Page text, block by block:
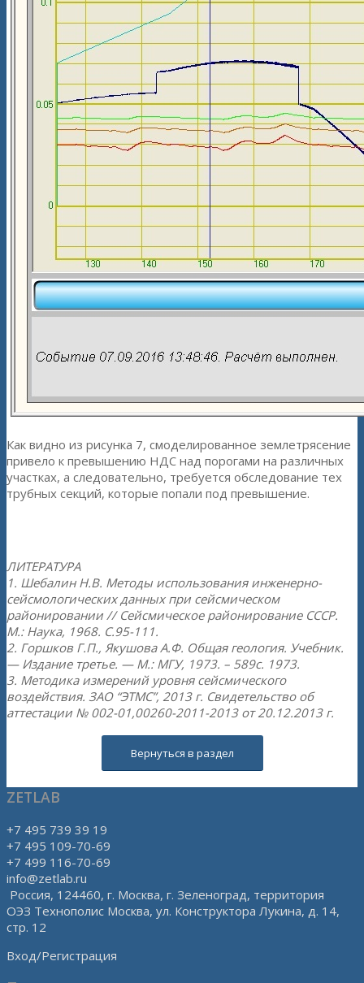
Как видно из рисунка 7, смоделированное землетрясение
привело к превышению НДС над порогами на различных
участках, а следовательно, требуется обследование тех
трубных секций, которые попали под превышение.
ЛИТЕРАТУРА
1. Шебалин Н.В. Методы использования инженерно-
сейсмологических данных при сейсмическом
районировании // Сейсмическое районирование СССР.
М.: Наука, 1968. С.95-111.
2. Горшков Г.П., Якушова А.Ф. Общая геология. Учебник.
— Издание третье. — М.: МГУ, 1973. – 589с. 1973.
3. Методика измерений уровня сейсмического
воздействия. ЗАО “ЭТМС”, 2013 г. Свидетельство об
аттестации № 002-01,00260-2011-2013 от 20.12.2013 г.
Вернуться в раздел
ZETLAB
+7 495 739 39 19
+7 495 109-70-69
+7 499 116-70-69
info@zetlab.ru
Россия, 124460, г. Москва, г. Зеленоград, территория
ОЭЗ Технополис Москва, ул. Конструктора Лукина, д. 14,
стр. 12
Вход/Регистрация